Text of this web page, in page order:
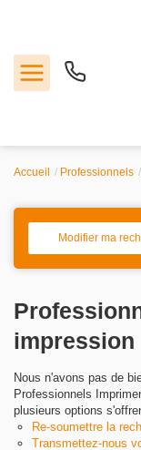
Location
Agence
Contact
Accueil Professionnels
Modifier ma
impression
Nous n'avons pas de
Professionnels
plusieurs options
Re-soumettre la
Transmettez-nous